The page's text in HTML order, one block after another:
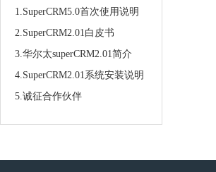
1.SuperCRM5.0首次使用说明
2.SuperCRM2.01白皮书
3.华尔太superCRM2.01简介
4.SuperCRM2.01系统安装说明
5.诚征合作伙伴